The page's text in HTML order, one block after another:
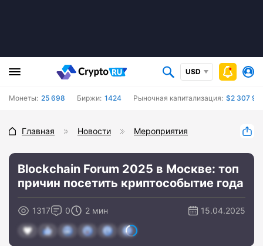
USD
Монеты: 25 698 Биржи: 1424 Рыночная капитализация: $2 307
Главная Новости Мероприятия
Blockchain Forum 2025 в Москве: топ
причин посетить криптособытие года
1317 0 2 мин 15.04.2025